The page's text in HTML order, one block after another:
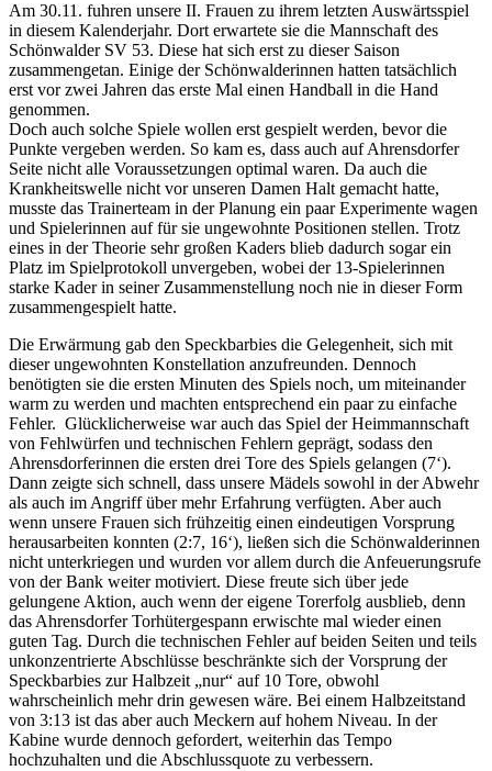
Am 30.11. fuhren unsere II. Frauen zu ihrem letzten Auswärtsspiel
in diesem Kalenderjahr. Dort erwartete sie die Mannschaft des
Schönwalder SV 53. Diese hat sich erst zu dieser Saison
zusammengetan. Einige der Schönwalderinnen hatten tatsächlich
erst vor zwei Jahren das erste Mal einen Handball in die Hand
genommen.
Doch auch solche Spiele wollen erst gespielt werden, bevor die
Punkte vergeben werden. So kam es, dass auch auf Ahrensdorfer
Seite nicht alle Voraussetzungen optimal waren. Da auch die
Krankheitswelle nicht vor unseren Damen Halt gemacht hatte,
musste das Trainerteam in der Planung ein paar Experimente wagen
und Spielerinnen auf für sie ungewohnte Positionen stellen. Trotz
eines in der Theorie sehr großen Kaders blieb dadurch sogar ein
Platz im Spielprotokoll unvergeben, wobei der 13-Spielerinnen
starke Kader in seiner Zusammenstellung noch nie in dieser Form
zusammengespielt hatte.
Die Erwärmung gab den Speckbarbies die Gelegenheit, sich mit
dieser ungewohnten Konstellation anzufreunden. Dennoch
benötigten sie die ersten Minuten des Spiels noch, um miteinander
warm zu werden und machten entsprechend ein paar zu einfache
Fehler. Glücklicherweise war auch das Spiel der Heimmannschaft
von Fehlwürfen und technischen Fehlern geprägt, sodass den
Ahrensdorferinnen die ersten drei Tore des Spiels gelangen (7‘).
Dann zeigte sich schnell, dass unsere Mädels sowohl in der Abwehr
als auch im Angriff über mehr Erfahrung verfügten. Aber auch
wenn unsere Frauen sich frühzeitig einen eindeutigen Vorsprung
herausarbeiten konnten (2:7, 16‘), ließen sich die Schönwalderinnen
nicht unterkriegen und wurden vor allem durch die Anfeuerungsrufe
von der Bank weiter motiviert. Diese freute sich über jede
gelungene Aktion, auch wenn der eigene Torerfolg ausblieb, denn
das Ahrensdorfer Torhütergespann erwischte mal wieder einen
guten Tag. Durch die technischen Fehler auf beiden Seiten und teils
unkonzentrierte Abschlüsse beschränkte sich der Vorsprung der
Speckbarbies zur Halbzeit „nur“ auf 10 Tore, obwohl
wahrscheinlich mehr drin gewesen wäre. Bei einem Halbzeitstand
von 3:13 ist das aber auch Meckern auf hohem Niveau. In der
Kabine wurde dennoch gefordert, weiterhin das Tempo
hochzuhalten und die Abschlussquote zu verbessern.